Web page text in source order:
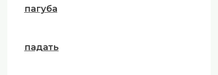
пагуба
падать